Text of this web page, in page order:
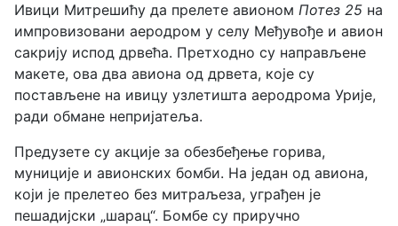
Ивици Митрешићу да прелете авионом Потез 25 на
импровизовани аеродром у селу Међувође и авион
сакрију испод дрвећа. Претходно су направљене
макете, ова два авиона од дрвета, које су
постављене на ивицу узлетишта аеродрома Урије,
ради обмане непријатеља.
Предузете су акције за обезбеђење горива,
муниције и авионских бомби. На један од авиона,
који је прелетео без митраљеза, уграђен је
пешадијски „шарац“. Бомбе су приручно